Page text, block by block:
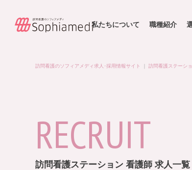
私たちについて 職種紹介
訪問看護のソフィアメディ求人･採用情報サイト 訪問看護ステーシ
RECRUIT
訪問看護ステーション 看護師 求人一覧